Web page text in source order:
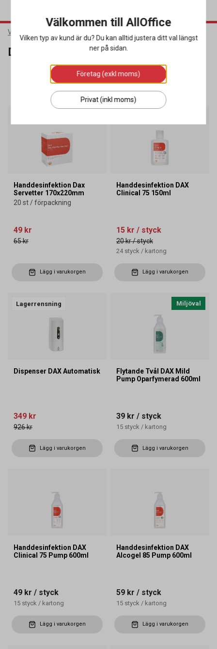
Varumärken
DAX
SORTERA
51 produkter
Handdesinfektion Dax
Servetter 170x220mm
20 st / förpackning
49 kr
65 kr
Lägg i varukorgen
Handdesinfektion DAX
Clinical 75 150ml
15 kr / styck
20 kr/ styck
24 styck / kartong
Lägg i varukorgen
Lagerrensning
Dispenser DAX Automatisk
349 kr
926 kr
Lägg i varukorgen
Miljöval
Flytande Tvål DAX Mild
Pump Oparfymerad 600ml
39 kr / styck
15 styck / kartong
Lägg i varukorgen
Handdesinfektion DAX
Clinical 75 Pump 600ml
49 kr / styck
15 styck / kartong
Lägg i varukorgen
Handdesinfektion DAX
Alcogel 85 Pump 600ml
59 kr / styck
15 styck / kartong
Lägg i varukorgen
Välkommen till AllOffice
Vilken typ av kund är du? Du kan alltid justera ditt val längst
ner på sidan.
Företag (exkl moms)
Privat (inkl moms)